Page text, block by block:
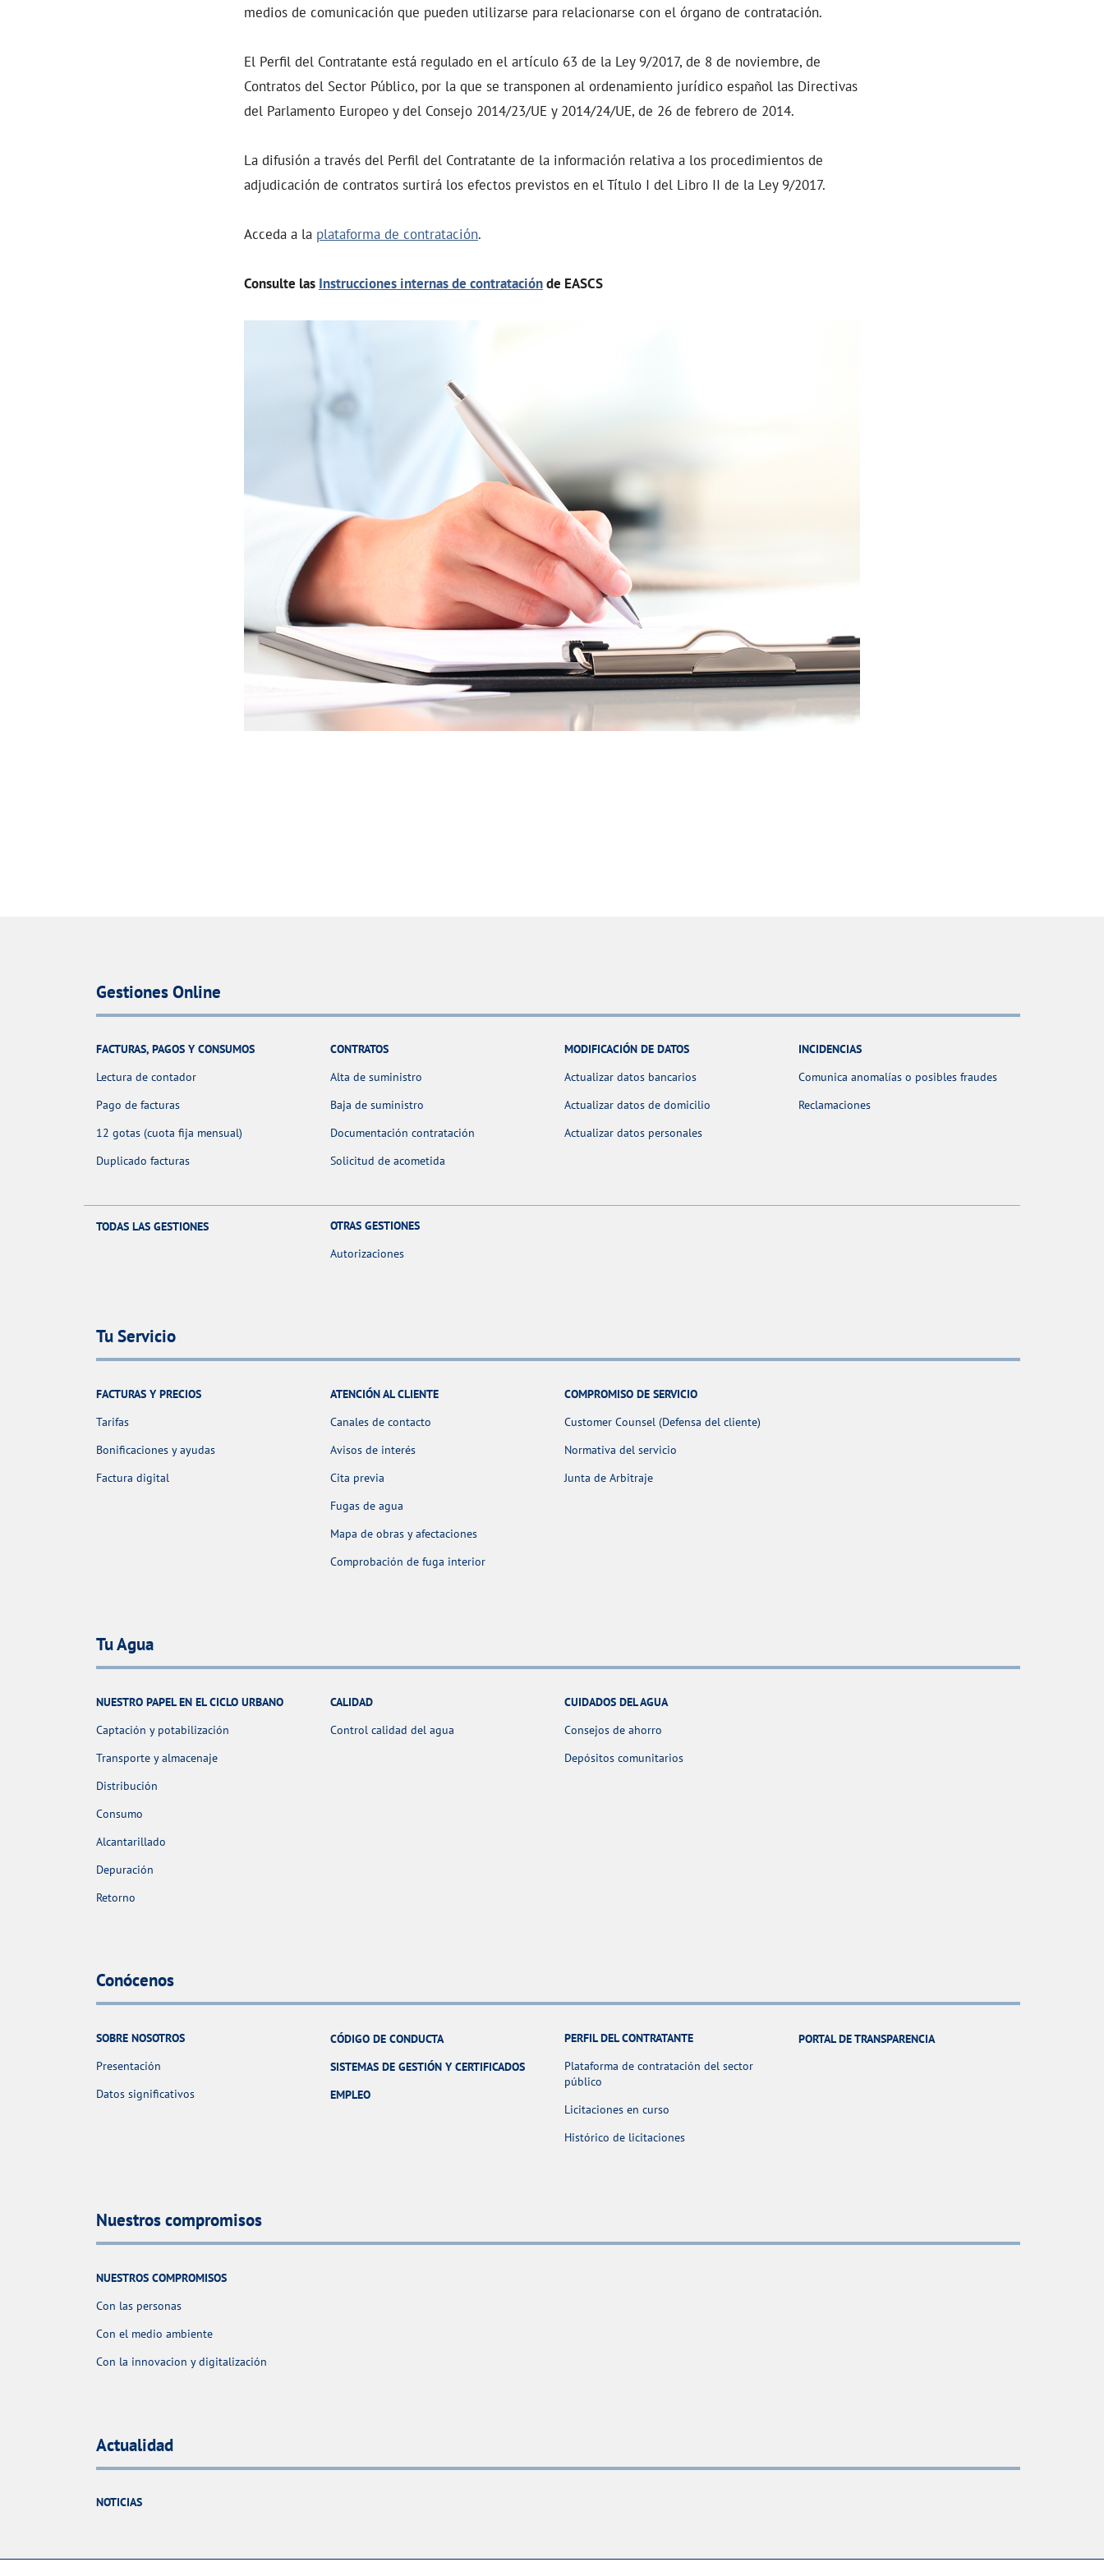
medios de comunicación que pueden utilizarse para relacionarse con el órgano de contratación.
El Perfil del Contratante está regulado en el artículo 63 de la Ley 9/2017, de 8 de noviembre, de
Contratos del Sector Público, por la que se transponen al ordenamiento jurídico español las Directivas
del Parlamento Europeo y del Consejo 2014/23/UE y 2014/24/UE, de 26 de febrero de 2014.
La difusión a través del Perfil del Contratante de la información relativa a los procedimientos de
adjudicación de contratos surtirá los efectos previstos en el Título I del Libro II de la Ley 9/2017.
Acceda a la plataforma de contratación.
Consulte las Instrucciones internas de contrataciónde EASCS
Gestiones Online
FACTURAS, PAGOS Y CONSUMOS
Lectura de contador
Pago de facturas
12 gotas (cuota fija mensual)
Duplicado facturas
CONTRATOS
Alta de suministro
Baja de suministro
Documentación contratación
Solicitud de acometida
MODIFICACIÓN DE DATOS
Actualizar datos bancarios
Actualizar datos de domicilio
Actualizar datos personales
INCIDENCIAS
Comunica anomalías o posibles fraudes
Reclamaciones
TODAS LAS GESTIONES
OTRAS GESTIONES
Autorizaciones
Tu Servicio
FACTURAS Y PRECIOS
Tarifas
Bonificaciones y ayudas
Factura digital
ATENCIÓN AL CLIENTE
Canales de contacto
Avisos de interés
Cita previa
Fugas de agua
Mapa de obras y afectaciones
Comprobación de fuga interior
COMPROMISO DE SERVICIO
Customer Counsel (Defensa del cliente)
Normativa del servicio
Junta de Arbitraje
Tu Agua
NUESTRO PAPEL EN EL CICLO URBANO
Captación y potabilización
Transporte y almacenaje
Distribución
Consumo
Alcantarillado
Depuración
Retorno
CALIDAD
Control calidad del agua
CUIDADOS DEL AGUA
Consejos de ahorro
Depósitos comunitarios
Conócenos
SOBRE NOSOTROS
Presentación
Datos significativos
CÓDIGO DE CONDUCTA
SISTEMAS DE GESTIÓN Y CERTIFICADOS
EMPLEO
PERFIL DEL CONTRATANTE
Plataforma de contratación del sector
público
Licitaciones en curso
Histórico de licitaciones
PORTAL DE TRANSPARENCIA
Nuestros compromisos
NUESTROS COMPROMISOS
Con las personas
Con el medio ambiente
Con la innovacion y digitalización
Actualidad
NOTICIAS